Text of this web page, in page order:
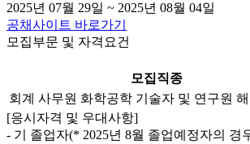
2025년 07월 29일 ~ 2025년 08월 04일
공채사이트 바로가기
모집부문 및 자격요건
모집직종
회계 사무원 화학공학 기술자 및 연구원
[응시자격 및 우대사항]
- 기 졸업자(* 2025년 8월 졸업예정자의 경